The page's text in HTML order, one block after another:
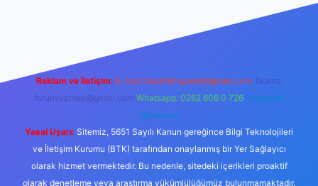
Reklam ve İletişim: E-mail: backlinkpaneli@gmail.com Teams:
forumhizmeti@gmail.com Whatsapp: 0262 606 0 726 Telegram:
@karabul
Yasal Uyarı: Sitemiz, 5651 Sayılı Kanun gereğince Bilgi Teknolojileri
ve İletişim Kurumu (BTK) tarafından onaylanmış bir Yer Sağlayıcı
olarak hizmet vermektedir. Bu nedenle, sitedeki içerikleri proaktif
olarak denetleme veya araştırma yükümlülüğümüz bulunmamaktadır.